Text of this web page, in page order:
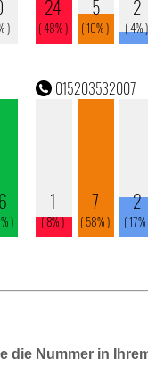
die Nummer in